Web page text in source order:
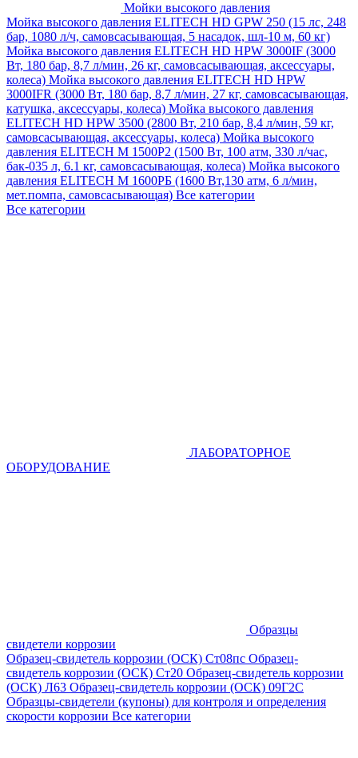
Мойки высокого давления
Мойка высокого давления ELITECH HD GPW 250 (15 лс, 248
бар, 1080 л/ч, самовсасывающая, 5 насадок, шл-10 м, 60 кг)
Мойка высокого давления ELITECH HD HPW 3000IF (3000
Вт, 180 бар, 8,7 л/мин, 26 кг, самовсасывающая, аксессуары,
колеса) Мойка высокого давления ELITECH HD HPW
3000IFR (3000 Вт, 180 бар, 8,7 л/мин, 27 кг, самовсасывающая,
катушка, аксессуары, колеса) Мойка высокого давления
ELITECH HD HPW 3500 (2800 Вт, 210 бар, 8,4 л/мин, 59 кг,
самовсасывающая, аксессуары, колеса) Мойка высокого
давления ELITECH M 1500P2 (1500 Вт, 100 атм, 330 л/час,
бак-035 л, 6.1 кг, самовсасывающая, колеса) Мойка высокого
давления ELITECH М 1600РБ (1600 Вт,130 атм, 6 л/мин,
мет.помпа, самовсасывающая) Все категории
Все категории
ЛАБОРАТОРНОЕ
ОБОРУДОВАНИЕ
Образцы
свидетели коррозии
Образец-свидетель коррозии (ОСК) Ст08пс Образец-
свидетель коррозии (ОСК) Ст20 Образец-свидетель коррозии
(ОСК) Л63 Образец-свидетель коррозии (ОСК) 09Г2С
Образцы-свидетели (купоны) для контроля и определения
скорости коррозии Все категории